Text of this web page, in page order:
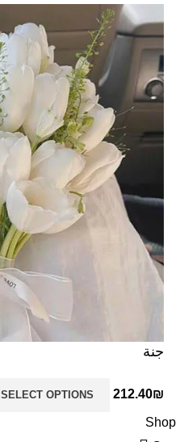
جنة
212.40₪
SELECT OPTIONS
Shop